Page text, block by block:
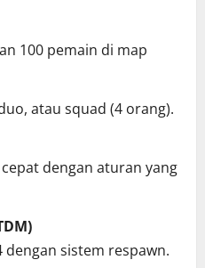
100 pemain di map
atau squad (4 orang).
dengan aturan yang
dengan sistem respawn.